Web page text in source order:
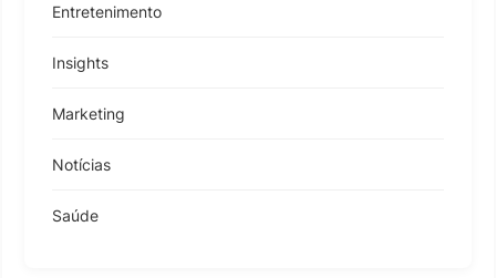
Entretenimento
Insights
Marketing
Notícias
Saúde